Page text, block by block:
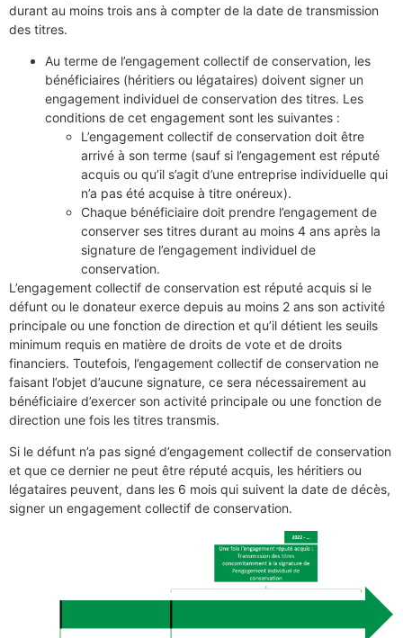
durant au moins trois ans à compter de la date de transmission
des titres.
Au terme de l’engagement collectif de conservation, les
bénéficiaires (héritiers ou légataires) doivent signer un
engagement individuel de conservation des titres. Les
conditions de cet engagement sont les suivantes :
L’engagement collectif de conservation doit être
arrivé à son terme (sauf si l’engagement est réputé
acquis ou qu’il s’agit d’une entreprise individuelle qui
n’a pas été acquise à titre onéreux).
Chaque bénéficiaire doit prendre l’engagement de
conserver ses titres durant au moins 4 ans après la
signature de l’engagement individuel de
conservation.
L’engagement collectif de conservation est réputé acquis si le
défunt ou le donateur exerce depuis au moins 2 ans son activité
principale ou une fonction de direction et qu’il détient les seuils
minimum requis en matière de droits de vote et de droits
financiers. Toutefois, l’engagement collectif de conservation ne
faisant l’objet d’aucune signature, ce sera nécessairement au
bénéficiaire d’exercer son activité principale ou une fonction de
direction une fois les titres transmis.
Si le défunt n’a pas signé d’engagement collectif de conservation
et que ce dernier ne peut être réputé acquis, les héritiers ou
légataires peuvent, dans les 6 mois qui suivent la date de décès,
signer un engagement collectif de conservation.